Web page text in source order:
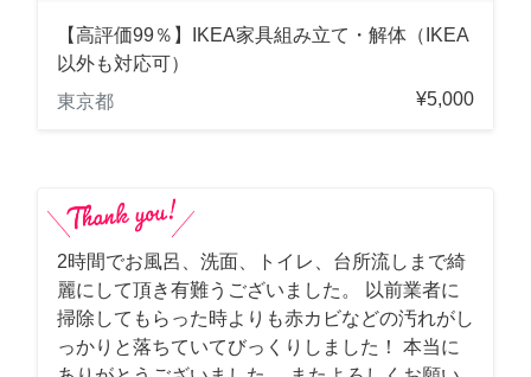
【高評価99％】IKEA家具組み立て・解体（IKEA
以外も対応可）
東京都
¥5,000
2時間でお風呂、洗面、トイレ、台所流しまで綺
麗にして頂き有難うございました。 以前業者に
掃除してもらった時よりも赤カビなどの汚れがし
っかりと落ちていてびっくりしました！ 本当に